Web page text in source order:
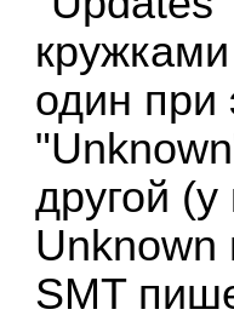
один при
другой
Unknown
SMT